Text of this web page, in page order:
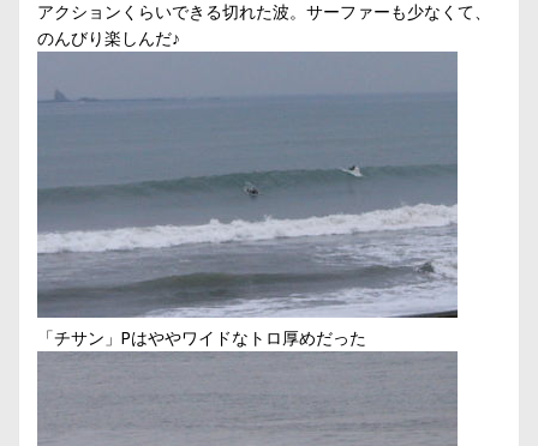
アクションくらいできる切れた波。サーファーも少なくて、
のんびり楽しんだ♪
「チサン」Pはややワイドなトロ厚めだった